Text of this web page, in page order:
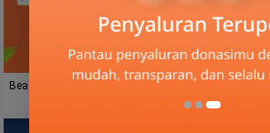
Beasiswa Baik
Berbagi
Nusantara